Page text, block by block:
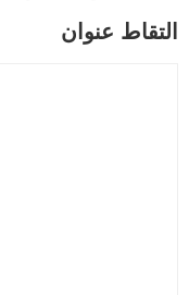
التقاط عنوان